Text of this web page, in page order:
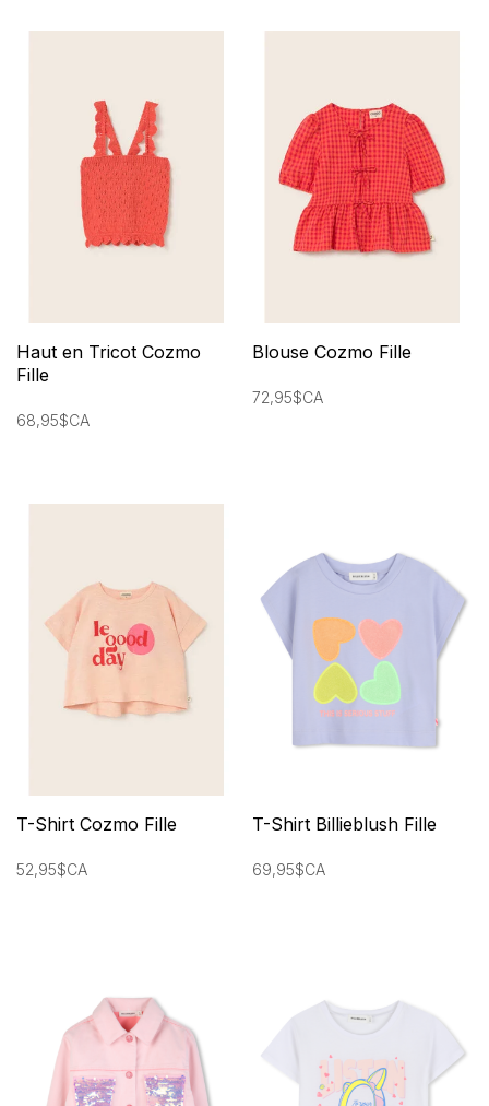
Haut en Tricot Cozmo
Fille
68,95$CA
Blouse Cozmo Fille
72,95$CA
T-Shirt Cozmo Fille
52,95$CA
T-Shirt Billieblush Fille
69,95$CA